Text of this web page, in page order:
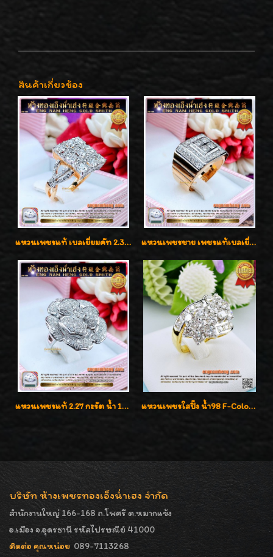
สินค้าเกี่ยวข้อง
แหวนเพชรแท้ เบลเยี่ยมคัท 2.39 กะรัต น้ำ 98 F-Color/VVS ดีไซน์หน้ากว้างหรูเต็มนิ้ว แหวนเพชรชาย เพชรแท้เบลเยี่ยมคัท น้ำ100% D-Color/VVS 2.46 กะรัต
แหวนเพชรแท้ 2.27 กะรัต น้ำ 100% เบลเยี่ยมคัท ลวดลายดอกกุหลาบหรู แหวนเพชรใสปิ๊ง น้ำ98 F-Color/VVS1 น้ำหนักเพชรรวม 2.56 กะรัต ใส่เต็มนิ้วเพชรเป็นน้ำเป็นเนื้อสวยมากๆค่ะ
บริษัท ห้างเพชรทองเอ็งน่ำเฮง จำกัด
สำนักงานใหญ่ 166-168 ถ.โพศรี ต.หมากแข้ง
อ.เมือง จ.อุดรธานี รหัสไปรษณีย์ 41000
ติดต่อ คุณหน่อย 089-7113268